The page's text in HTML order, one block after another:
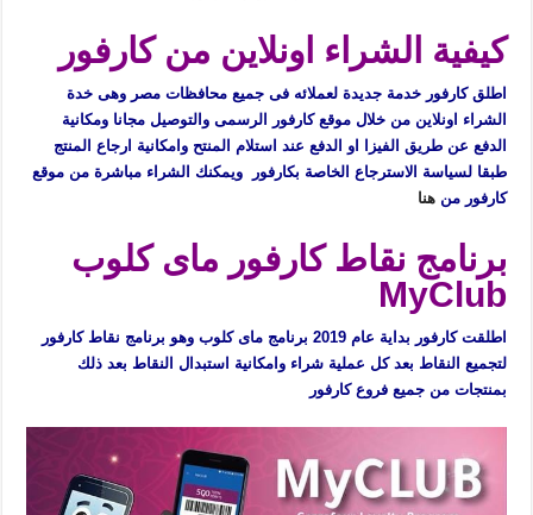
كيفية الشراء اونلاين من كارفور
اطلق كارفور خدمة جديدة لعملائه فى جميع محافظات مصر وهى خدة
الشراء اونلاين من خلال موقع كارفور الرسمى والتوصيل مجانا ومكانية
الدفع عن طريق الفيزا او الدفع عند استلام المنتح وامكانية ارجاع المنتج
طبقا لسياسة الاسترجاع الخاصة بكارفور ويمكنك الشراء مباشرة من موقع
كارفور من هنا
برنامج نقاط كارفور ماى كلوب
MyClub
اطلقت كارفور بداية عام 2019 برنامج ماى كلوب وهو برنامج نقاط كارفور
لتجميع النقاط بعد كل عملية شراء وامكانية استبدال النقاط بعد ذلك
بمنتجات من جميع فروع كارفور